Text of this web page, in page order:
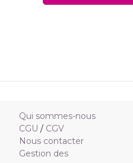
Qui sommes-nous
CGU / CGV
Nous contacter
Gestion des